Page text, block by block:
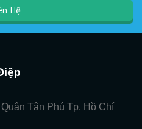
Hệ
Tân Phú Tp. Hồ Chí